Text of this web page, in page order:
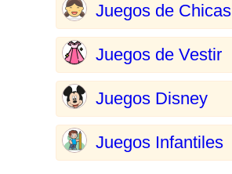
Juegos de Chicas
Juegos de Vestir
Juegos Disney
Juegos Infantiles